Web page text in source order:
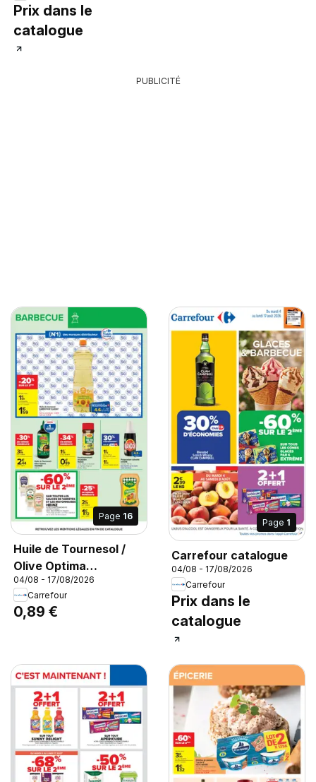
Prix dans le
catalogue
PUBLICITÉ
Page 16
Huile de Tournesol /
Olive Optima
TRAMIER, Huile de
Tournesol / Olive
Optima TRAMIER 500
04/08 - 17/08/2026
Carrefour
0,89 €
Page 1
Carrefour catalogue
04/08 - 17/08/2026
Carrefour
Prix dans le
catalogue